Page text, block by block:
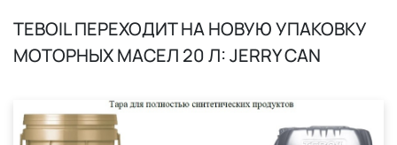
TEBOIL ПЕРЕХОДИТ НА НОВУЮ УПАКОВКУ
МОТОРНЫХ МАСЕЛ 20 Л: JERRY CAN